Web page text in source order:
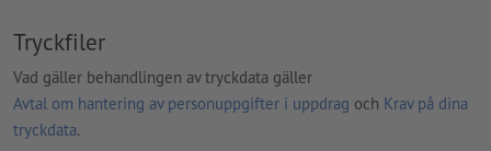
Tryckfiler
Vad gäller behandlingen av tryckdata gäller
Avtal om hantering av personuppgifter i uppdrag och Krav på dina
tryckdata.